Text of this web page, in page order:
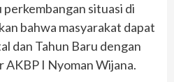
situasi di
bahwa masyarakat dapat
dan Tahun Baru dengan
AKBP I Nyoman Wijana.